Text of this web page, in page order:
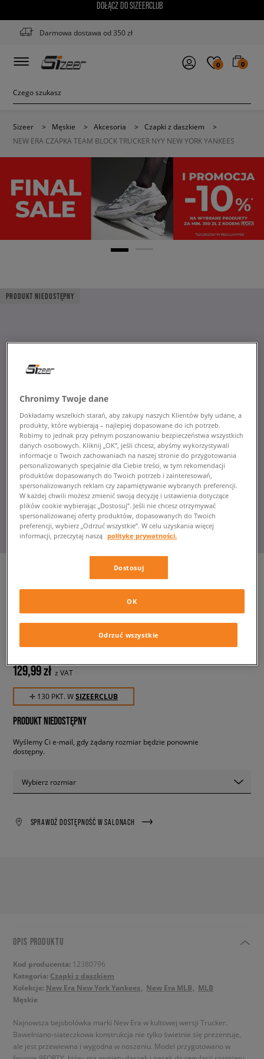
DOŁĄCZ DO SIZEERCLUB
Darmowa dostawa od 350 zł
0 0
Sizeer > Męskie > Akcesoria > Czapki z daszkiem
>
NEW ERA CZAPKA TEAM BLOCK TRUCKER NYY NEW YORK YANKEES
PRODUKT NIEDOSTĘPNY
BLOCK TRUCKER NYY NEW
YORK YANKEES
męskie, czapki z daszkiem
129,99 zł z VAT
✛ 130 PKT. WSIZEERCLUB
PRODUKT NIEDOSTĘPNY
Wyślemy Ci e-mail, gdy żądany rozmiar będzie ponownie
dostępny.
Wybierz rozmiar
SPRAWDŹ DOSTĘPNOŚĆ W SALONACH
OPIS PRODUKTU
Kod producenta: 12380796
Kategoria: Czapki z daszkiem
Kolekcje: New Era New York Yankees New Era MLB
MLB
Męskie
Najnowsza bejsbolówka marki New Era w kultowej wersji Trucker.
Bawełniano-siateczkowa konstrukcja nie tylko świetnie się prezentuje,
ale jest przewiewna i wygodna w noszeniu. Model przygotowano w
Chronimy Twoje dane
Dokładamy wszelkich starań, aby zakupy naszych Klientów były udane, a
produkty, które wybierają – najlepiej dopasowane do ich potrzeb.
Robimy to jednak przy pełnym poszanowaniu bezpieczeństwa wszystkich
danych osobowych. Kliknij „OK”, jeśli chcesz, abyśmy wykorzystywali
informacje o Twoich zachowaniach na naszej stronie do przygotowania
personalizowanych specjalnie dla Ciebie treści, w tym rekomendacji
produktów dopasowanych do Twoich potrzeb i zainteresowań,
spersonalizowanych reklam czy zapamiętywanie wybranych preferencji.
W każdej chwili możesz zmienić swoją decyzję i ustawienia dotyczące
plików cookie wybierając „Dostosuj”. Jeśli nie chcesz otrzymywać
spersonalizowanej oferty produktów, dopasowanych do Twoich
preferencji, wybierz „Odrzuć wszystkie”. W celu uzyskania więcej
informacji, przeczytaj naszą politykę prywatności.
Dostosuj
Odrzuć wszystkie
OK